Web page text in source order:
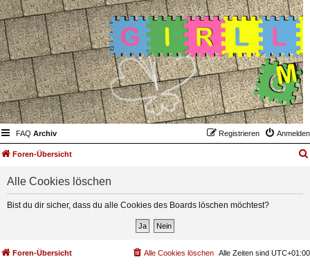
FAQ Archiv Anmelden
Registrieren
Foren-Übersicht
Alle Cookies löschen
Bist du dir sicher, dass du alle Cookies des Boards löschen möchtest?
Foren-Übersicht Alle Zeiten sind UTC+01:00
Alle Cookies löschen